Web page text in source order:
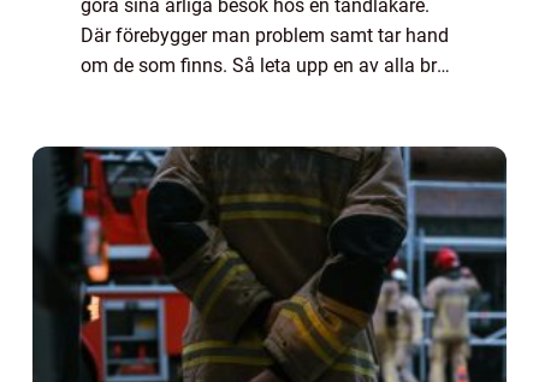
göra sina årliga besök hos en tandläkare.
Där förebygger man problem samt tar hand
om de som finns. Så leta upp en av alla bra